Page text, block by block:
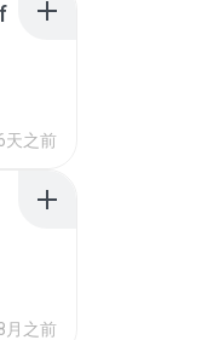
天之前
月之前